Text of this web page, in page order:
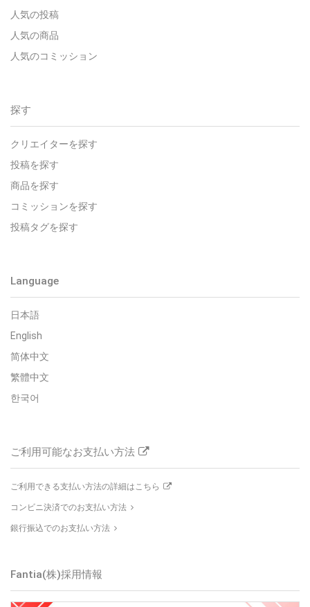
人気の投稿
人気の商品
人気のコミッション
探す
クリエイターを探す
投稿を探す
商品を探す
コミッションを探す
投稿タグを探す
Language
日本語
English
简体中文
繁體中文
한국어
ご利用可能なお支払い方法
ご利用できる支払い方法の詳細はこちら
コンビニ決済でのお支払い方法
銀行振込でのお支払い方法
Fantia(株)採用情報